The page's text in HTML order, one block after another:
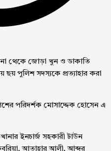
থেকে জোড়া খুন ও ডাকাতি
ছয় পুলিশ সদস্যকে প্রত্যাহার করা
পরিদর্শক মোসাদ্দেক হোসেন এ
ইনচার্জ সহকারী টাউন
আতাহার আলী, আব্দুর